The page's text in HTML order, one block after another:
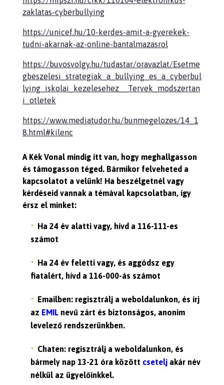
zaklatas-cyberbullying
https://unicef.hu/10-kerdes-amit-a-gyerekek-
tudni-akarnak-az-online-bantalmazasrol
https://buvosvolgy.hu/tudastar/oravazlat/Esetme
gbeszelesi_strategiak_a_bullying_es_a_cyberbul
lying_iskolai_kezelesehez__Tervek_modszertan
i_otletek
https://www.mediatudor.hu/bunmegelozes/14_1
8.html#kilenc
A Kék Vonal mindig itt van, hogy meghallgasson
és támogasson téged. Bármikor felveheted a
kapcsolatot a velünk! Ha beszélgetnél vagy
kérdéseid vannak a témával kapcsolatban, így
érsz el minket:
Ha 24 év alatti vagy, hívd a 116-111-es
számot
Ha 24 év feletti vagy, és aggódsz egy
fiatalért, hívd a 116-000-ás számot
Emailben: regisztrálj a weboldalunkon, és írj
az EMIL nevű zárt és biztonságos, anonim
levelező rendszerünkben.
Chaten: regisztrálj a weboldalunkon, és
bármely nap 13-21 óra között csetelj akár név
nélkül az ügyelőinkkel.